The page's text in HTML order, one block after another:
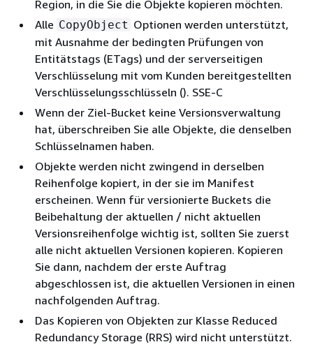
Region, in die Sie die Objekte kopieren möchten.
Alle CopyObject Optionen werden unterstützt,
mit Ausnahme der bedingten Prüfungen von
Entitätstags (ETags) und der serverseitigen
Verschlüsselung mit vom Kunden bereitgestellten
Verschlüsselungsschlüsseln (). SSE-C
Wenn der Ziel-Bucket keine Versionsverwaltung
hat, überschreiben Sie alle Objekte, die denselben
Schlüsselnamen haben.
Objekte werden nicht zwingend in derselben
Reihenfolge kopiert, in der sie im Manifest
erscheinen. Wenn für versionierte Buckets die
Beibehaltung der aktuellen / nicht aktuellen
Versionsreihenfolge wichtig ist, sollten Sie zuerst
alle nicht aktuellen Versionen kopieren. Kopieren
Sie dann, nachdem der erste Auftrag
abgeschlossen ist, die aktuellen Versionen in einen
nachfolgenden Auftrag.
Das Kopieren von Objekten zur Klasse Reduced
Redundancy Storage (RRS) wird nicht unterstützt.